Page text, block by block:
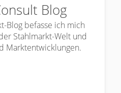
Blog
Blog befasse ich mich
Stahlmarkt-Welt und
Marktentwicklungen.